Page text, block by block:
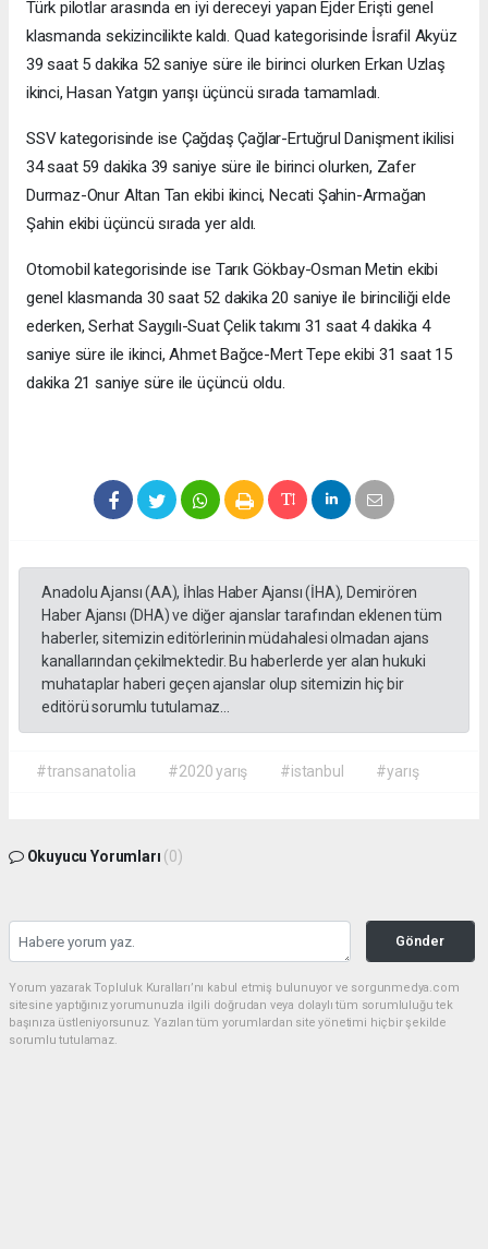
Türk pilotlar arasında en iyi dereceyi yapan Ejder Erişti genel
klasmanda sekizincilikte kaldı. Quad kategorisinde İsrafil Akyüz
39 saat 5 dakika 52 saniye süre ile birinci olurken Erkan Uzlaş
ikinci, Hasan Yatgın yarışı üçüncü sırada tamamladı.
SSV kategorisinde ise Çağdaş Çağlar-Ertuğrul Danişment ikilisi
34 saat 59 dakika 39 saniye süre ile birinci olurken, Zafer
Durmaz-Onur Altan Tan ekibi ikinci, Necati Şahin-Armağan
Şahin ekibi üçüncü sırada yer aldı.
Otomobil kategorisinde ise Tarık Gökbay-Osman Metin ekibi
genel klasmanda 30 saat 52 dakika 20 saniye ile birinciliği elde
ederken, Serhat Saygılı-Suat Çelik takımı 31 saat 4 dakika 4
saniye süre ile ikinci, Ahmet Bağce-Mert Tepe ekibi 31 saat 15
dakika 21 saniye süre ile üçüncü oldu.
Anadolu Ajansı (AA), İhlas Haber Ajansı (İHA), Demirören
Haber Ajansı (DHA) ve diğer ajanslar tarafından eklenen tüm
haberler, sitemizin editörlerinin müdahalesi olmadan ajans
kanallarından çekilmektedir. Bu haberlerde yer alan hukuki
muhataplar haberi geçen ajanslar olup sitemizin hiç bir
editörü sorumlu tutulamaz...
#transanatolia #2020 yarış #istanbul #yarış
Okuyucu Yorumları (0)
Gönder
Yorum yazarak Topluluk Kuralları’nı kabul etmiş bulunuyor ve sorgunmedya.com
sitesine yaptığınız yorumunuzla ilgili doğrudan veya dolaylı tüm sorumluluğu tek
başınıza üstleniyorsunuz. Yazılan tüm yorumlardan site yönetimi hiçbir şekilde
sorumlu tutulamaz.